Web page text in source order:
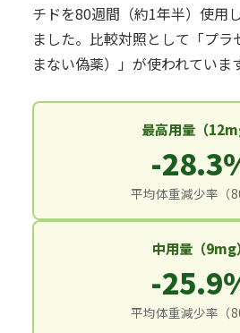
チドを80週間（約1年半）使用
ました。比較対照として「プラ
まない偽薬）」が使われていま
最高用量（
-
平均体重減少率（
中用量（9mg）
-
平均体重減少率（